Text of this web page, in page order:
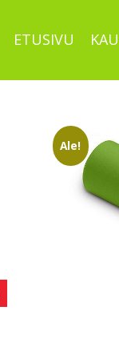
ETUSIVU
Ale!